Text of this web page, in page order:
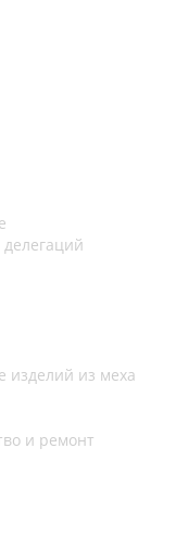
изделий из меха
и ремонт